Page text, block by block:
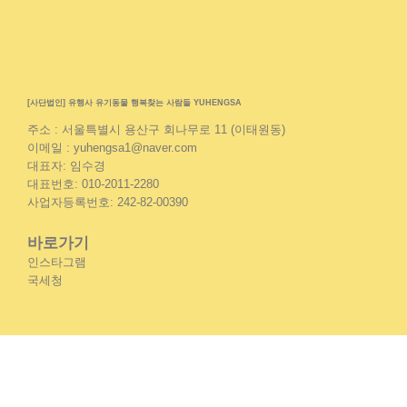
[사단법인] 유행사 유기동물 행복찾는 사람들 YUHENGSA
주소 : 서울특별시 용산구 회나무로 11 (이태원동)
이메일 : yuhengsa1@naver.com
대표자: 임수경
대표번호: 010-2011-2280
사업자등록번호: 242-82-00390
바로가기
인스타그램
국세청